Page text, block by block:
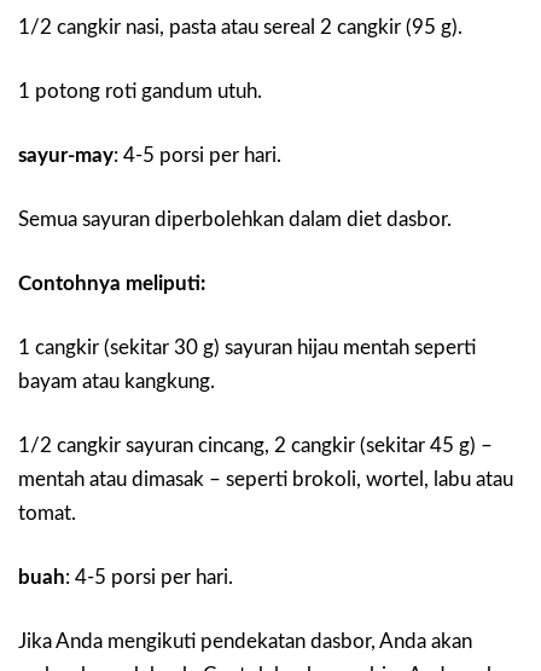
1/2 cangkir nasi, pasta atau sereal 2 cangkir (95 g).
1 potong roti gandum utuh.
sayur-may: 4-5 porsi per hari.
Semua sayuran diperbolehkan dalam diet dasbor.
Contohnya meliputi:
1 cangkir (sekitar 30 g) sayuran hijau mentah seperti
bayam atau kangkung.
1/2 cangkir sayuran cincang, 2 cangkir (sekitar 45 g) –
mentah atau dimasak – seperti brokoli, wortel, labu atau
tomat.
buah: 4-5 porsi per hari.
Jika Anda mengikuti pendekatan dasbor, Anda akan